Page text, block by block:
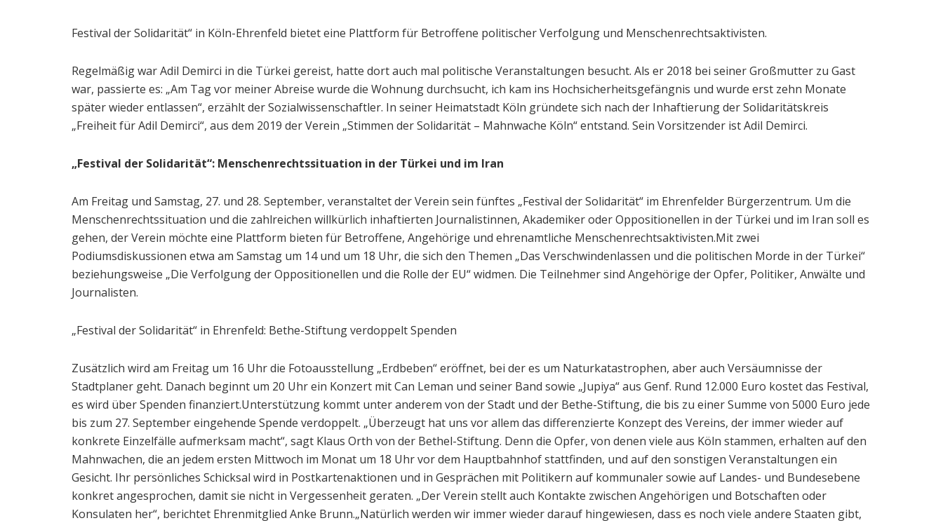
Festival der Solidarität“ in Köln-Ehrenfeld bietet eine Plattform für Betroffene politischer Verfolgung und Menschenrechtsaktivisten.
Regelmäßig war Adil Demirci in die Türkei gereist, hatte dort auch mal politische Veranstaltungen besucht. Als er 2018 bei seiner Großmutter zu Gast
war, passierte es: „Am Tag vor meiner Abreise wurde die Wohnung durchsucht, ich kam ins Hochsicherheitsgefängnis und wurde erst zehn Monate
später wieder entlassen“, erzählt der Sozialwissenschaftler. In seiner Heimatstadt Köln gründete sich nach der Inhaftierung der Solidaritätskreis
„Freiheit für Adil Demirci“, aus dem 2019 der Verein „Stimmen der Solidarität – Mahnwache Köln“ entstand. Sein Vorsitzender ist Adil Demirci.
„Festival der Solidarität“: Menschenrechtssituation in der Türkei und im Iran
Am Freitag und Samstag, 27. und 28. September, veranstaltet der Verein sein fünftes „Festival der Solidarität“ im Ehrenfelder Bürgerzentrum. Um die
Menschenrechtssituation und die zahlreichen willkürlich inhaftierten Journalistinnen, Akademiker oder Oppositionellen in der Türkei und im Iran soll es
gehen, der Verein möchte eine Plattform bieten für Betroffene, Angehörige und ehrenamtliche Menschenrechtsaktivisten.Mit zwei
Podiumsdiskussionen etwa am Samstag um 14 und um 18 Uhr, die sich den Themen „Das Verschwindenlassen und die politischen Morde in der Türkei“
beziehungsweise „Die Verfolgung der Oppositionellen und die Rolle der EU“ widmen. Die Teilnehmer sind Angehörige der Opfer, Politiker, Anwälte und
Journalisten.
„Festival der Solidarität“ in Ehrenfeld: Bethe-Stiftung verdoppelt Spenden
Zusätzlich wird am Freitag um 16 Uhr die Fotoausstellung „Erdbeben“ eröffnet, bei der es um Naturkatastrophen, aber auch Versäumnisse der
Stadtplaner geht. Danach beginnt um 20 Uhr ein Konzert mit Can Leman und seiner Band sowie „Jupiya“ aus Genf. Rund 12.000 Euro kostet das Festival,
es wird über Spenden finanziert.Unterstützung kommt unter anderem von der Stadt und der Bethe-Stiftung, die bis zu einer Summe von 5000 Euro jede
bis zum 27. September eingehende Spende verdoppelt. „Überzeugt hat uns vor allem das differenzierte Konzept des Vereins, der immer wieder auf
konkrete Einzelfälle aufmerksam macht“, sagt Klaus Orth von der Bethel-Stiftung. Denn die Opfer, von denen viele aus Köln stammen, erhalten auf den
Mahnwachen, die an jedem ersten Mittwoch im Monat um 18 Uhr vor dem Hauptbahnhof stattfinden, und auf den sonstigen Veranstaltungen ein
Gesicht. Ihr persönliches Schicksal wird in Postkartenaktionen und in Gesprächen mit Politikern auf kommunaler sowie auf Landes- und Bundesebene
konkret angesprochen, damit sie nicht in Vergessenheit geraten. „Der Verein stellt auch Kontakte zwischen Angehörigen und Botschaften oder
Konsulaten her“, berichtet Ehrenmitglied Anke Brunn.„Natürlich werden wir immer wieder darauf hingewiesen, dass es noch viele andere Staaten gibt,